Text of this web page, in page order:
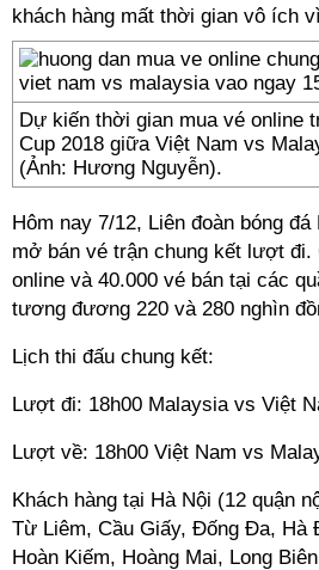
khách hàng mất thời gian vô ích
Dự kiến thời gian mua vé online
Cup 2018 giữa Việt Nam vs
(Ảnh: Hương Nguyễn).
Hôm nay 7/12, Liên đoàn bóng
mở bán vé trận chung kết lượt đi.
online và 40.000 vé bán tại các
tương đương 220 và 280 nghìn
Lịch thi đấu chung kết:
Lượt đi: 18h00 Malaysia vs Việt
Lượt về: 18h00 Việt Nam vs
Khách hàng tại Hà Nội (12 quận
Từ Liêm, Cầu Giấy, Đống Đa, Hà
Hoàn Kiếm, Hoàng Mai, Long